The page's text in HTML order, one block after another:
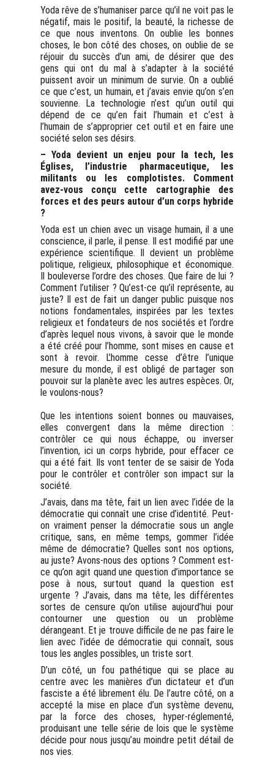
Yoda rêve de s’humaniser parce qu’il ne voit pas le
négatif, mais le positif, la beauté, la richesse de
ce que nous inventons. On oublie les bonnes
choses, le bon côté des choses, on oublie de se
réjouir du succès d’un ami, de désirer que des
gens qui ont du mal à s’adapter à la société
puissent avoir un minimum de survie. On a oublié
ce que c’est, un humain, et j’avais envie qu’on s’en
souvienne. La technologie n’est qu’un outil qui
dépend de ce qu’en fait l’humain et c’est à
l’humain de s’approprier cet outil et en faire une
société selon ses désirs.
– Yoda devient un enjeu pour la tech, les
Églises, l’industrie pharmaceutique, les
militants ou les complotistes. Comment
avez-vous conçu cette cartographie des
forces et des peurs autour d’un corps hybride
?
Yoda est un chien avec un visage humain, il a une
conscience, il parle, il pense. Il est modifié par une
expérience scientifique. Il devient un problème
politique, religieux, philosophique et économique.
Il bouleverse l’ordre des choses. Que faire de lui ?
Comment l’utiliser ? Qu’est-ce qu’il représente, au
juste? Il est de fait un danger public puisque nos
notions fondamentales, inspirées par les textes
religieux et fondateurs de nos sociétés et l’ordre
d’après lequel nous vivons, à savoir que le monde
a été créé pour l’homme, sont mises en cause et
sont à revoir. L’homme cesse d’être l’unique
mesure du monde, il est obligé de partager son
pouvoir sur la planète avec les autres espèces. Or,
le voulons-nous?
Que les intentions soient bonnes ou mauvaises,
elles convergent dans la même direction :
contrôler ce qui nous échappe, ou inverser
l’invention, ici un corps hybride, pour effacer ce
qui a été fait. Ils vont tenter de se saisir de Yoda
pour le contrôler et contrôler son impact sur la
société.
J’avais, dans ma tête, fait un lien avec l’idée de la
démocratie qui connaît une crise d’identité. Peut-
on vraiment penser la démocratie sous un angle
critique, sans, en même temps, gommer l’idée
même de démocratie? Quelles sont nos options,
au juste? Avons-nous des options ? Comment est-
ce qu’on agit quand une question d’importance se
pose à nous, surtout quand la question est
urgente ? J’avais, dans ma tête, les différentes
sortes de censure qu’on utilise aujourd’hui pour
contourner une question ou un problème
dérangeant. Et je trouve difficile de ne pas faire le
lien avec l’idée de démocratie qui connaît, sous
tous les angles possibles, un triste sort.
D’un côté, un fou pathétique qui se place au
centre avec les manières d’un dictateur et d’un
fasciste a été librement élu. De l’autre côté, on a
accepté la mise en place d’un système devenu,
par la force des choses, hyper-réglementé,
produisant une telle série de lois que le système
décide pour nous jusqu’au moindre petit détail de
nos vies.